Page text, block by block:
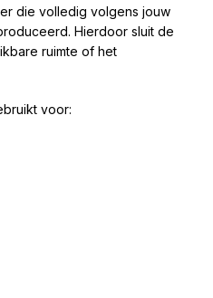
die volledig volgens jouw
Hierdoor sluit de
ruimte of het
voor: